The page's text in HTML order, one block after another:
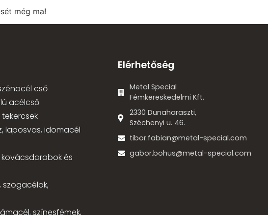
még ma!
cső
acélcső
laposvas, idomacél
és
szögacélok,
színesfémek,
Elérhetőség
Metal Special
Fémkereskedelmi Kft.
2330 Dunaharaszti,
Széchenyi u. 46.
tibor.fabian@metal-special.com
gabor.bohus@metal-special.com